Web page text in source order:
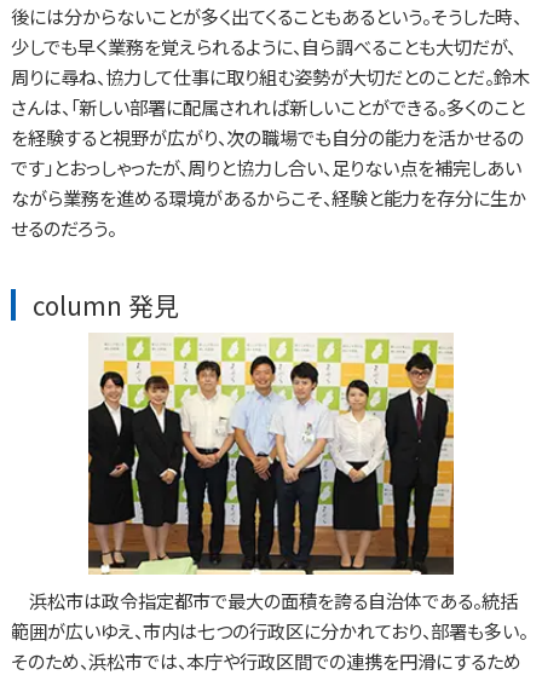
後には分からないことが多く出てくることもあるという。そうした時、
少しでも早く業務を覚えられるように、自ら調べることも大切だが、
周りに尋ね、協力して仕事に取り組む姿勢が大切だとのことだ。鈴木
さんは、「新しい部署に配属されれば新しいことができる。多くのこと
を経験すると視野が広がり、次の職場でも自分の能力を活かせるの
です」とおっしゃったが、周りと協力し合い、足りない点を補完しあい
ながら業務を進める環境があるからこそ、経験と能力を存分に生か
せるのだろう。
column 発見
浜松市は政令指定都市で最大の面積を誇る自治体である。統括
範囲が広いゆえ、市内は七つの行政区に分かれており、部署も多い。
そのため、浜松市では、本庁や行政区間での連携を円滑にするため